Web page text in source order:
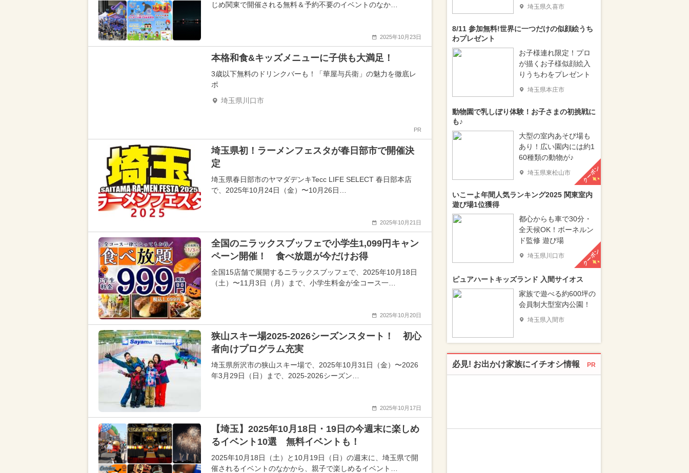
じめ関東で開催される無料＆予約不要のイベントのなか…
2025年10月23日
本格和食&キッズメニューに子供も大満足！
3歳以下無料のドリンクバーも！「華屋与兵衛」の魅力を徹底レ
ポ
埼玉県川口市
PR
埼玉県初！ラーメンフェスタが春日部市で開催決
定
埼玉県春日部市のヤマダデンキTecc LIFE SELECT 春日部本店
で、2025年10月24日（金）〜10月26日…
2025年10月21日
全国のニラックスブッフェで小学生1,099円キャン
ペーン開催！ 食べ放題が今だけお得
全国15店舗で展開するニラックスブッフェで、2025年10月18日
（土）〜11月3日（月）まで、小学生料金が全コース一…
2025年10月20日
狭山スキー場2025-2026シーズンスタート！ 初心
者向けプログラム充実
埼玉県所沢市の狭山スキー場で、2025年10月31日（金）〜2026
年3月29日（日）まで、2025-2026シーズン…
2025年10月17日
【埼玉】2025年10月18日・19日の今週末に楽しめ
るイベント10選 無料イベントも！
2025年10月18日（土）と10月19日（日）の週末に、埼玉県で開
催されるイベントのなかから、親子で楽しめるイベント…
埼玉県久喜市
8/11 参加無料!世界に一つだけの似顔絵うち
わプレゼント
お子様連れ限定！プロ
が描くお子様似顔絵入
りうちわをプレゼント
埼玉県本庄市
動物園で乳しぼり体験！お子さまの初挑戦に
も♪
大型の室内あそび場も
あり！広い園内には約1
60種類の動物が♪
埼玉県東松山市 クーポン
いこーよ年間人気ランキング2025 関東室内
遊び場1位獲得
都心からも車で30分・
全天候OK！ボーネルン
ド監修 遊び場
埼玉県川口市 クーポン
ピュアハートキッズランド 入間サイオス
家族で遊べる約600坪の
会員制大型室内公園！
埼玉県入間市
必見! お出かけ家族にイチオシ情報 PR